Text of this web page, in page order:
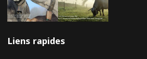
Liens rapides